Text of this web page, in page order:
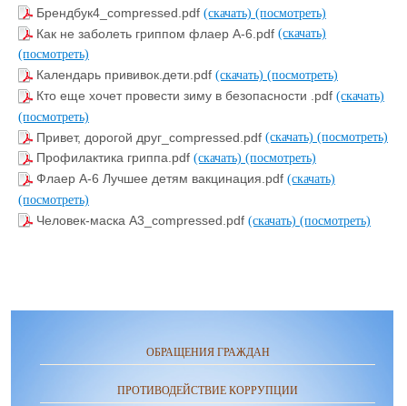
Брендбук4_compressed.pdf (скачать) (посмотреть)
Как не заболеть гриппом флаер А-6.pdf (скачать)
(посмотреть)
Календарь прививок.дети.pdf (скачать) (посмотреть)
Кто еще хочет провести зиму в безопасности .pdf (скачать)
(посмотреть)
Привет, дорогой друг_compressed.pdf (скачать) (посмотреть)
Профилактика гриппа.pdf (скачать) (посмотреть)
Флаер А-6 Лучшее детям вакцинация.pdf (скачать)
(посмотреть)
Человек-маска А3_compressed.pdf (скачать) (посмотреть)
ОБРАЩЕНИЯ ГРАЖДАН
ПРОТИВОДЕЙСТВИЕ КОРРУПЦИИ